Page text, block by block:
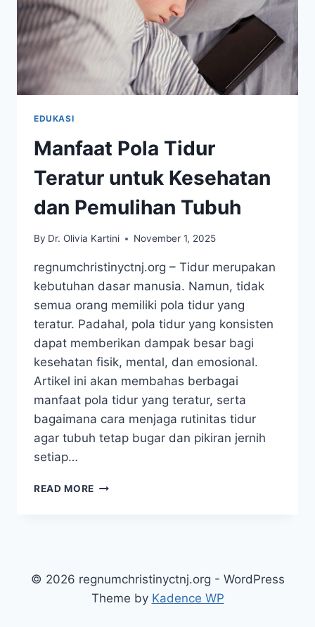
EDUKASI
Manfaat Pola Tidur
Teratur untuk Kesehatan
dan Pemulihan Tubuh
By Dr. Olivia Kartini November 1, 2025
regnumchristinyctnj.org – Tidur merupakan
kebutuhan dasar manusia. Namun, tidak
semua orang memiliki pola tidur yang
teratur. Padahal, pola tidur yang konsisten
dapat memberikan dampak besar bagi
kesehatan fisik, mental, dan emosional.
Artikel ini akan membahas berbagai
manfaat pola tidur yang teratur, serta
bagaimana cara menjaga rutinitas tidur
agar tubuh tetap bugar dan pikiran jernih
setiap…
READ MORE MANFAAT
DAN
PEMULIHAN
TUBUH
© 2026 regnumchristinyctnj.org - WordPress
Theme by Kadence WP